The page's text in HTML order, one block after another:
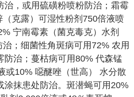
治，或用硫磺粉喷粉防治；霜霉
（克露）可湿性粉剂750倍液喷
宁南霉素（菌克毒克）水剂
；细菌性角斑病可用72% 农用
防治；蔓枯病可用80% 代森锰
或10% 噁醚唑（世高） 水分散
涂抹患处防治。斑潜蝇可用20%